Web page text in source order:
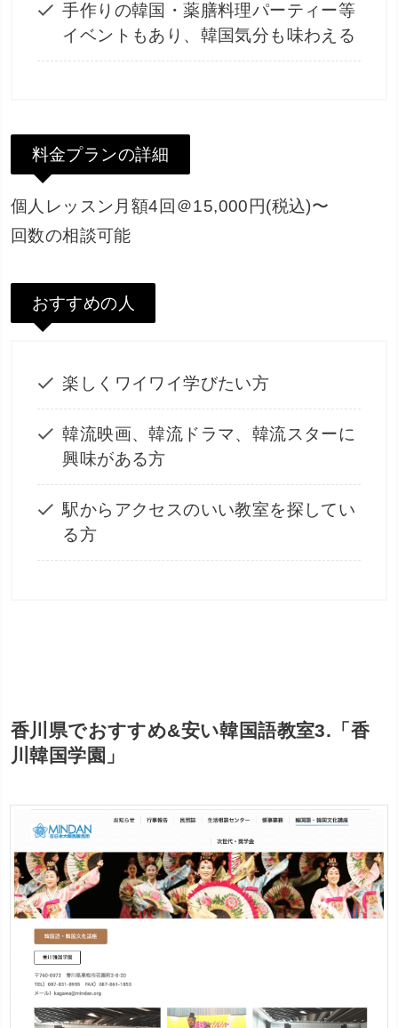
手作りの韓国・薬膳料理パーティー等
イベントもあり、韓国気分も味わえる
料金プランの詳細
個人レッスン月額4回＠15,000円(税込)〜
回数の相談可能
おすすめの人
楽しくワイワイ学びたい方
韓流映画、韓流ドラマ、韓流スターに
興味がある方
駅からアクセスのいい教室を探してい
る方
香川県でおすすめ&安い韓国語教室3.「香
川韓国学園」